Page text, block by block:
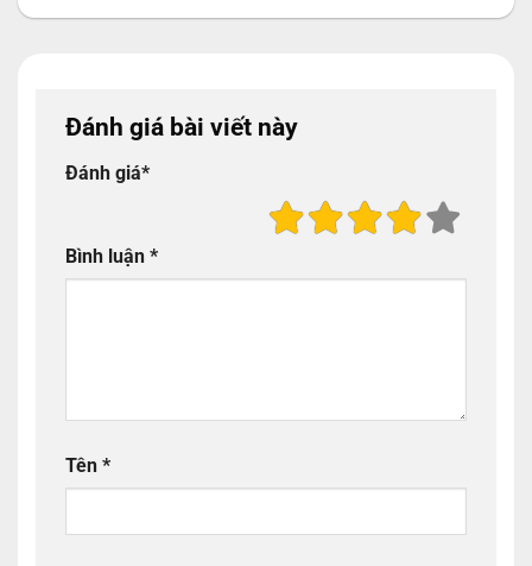
Đánh giá bài viết này
Đánh giá*
Bình luận *
Tên *